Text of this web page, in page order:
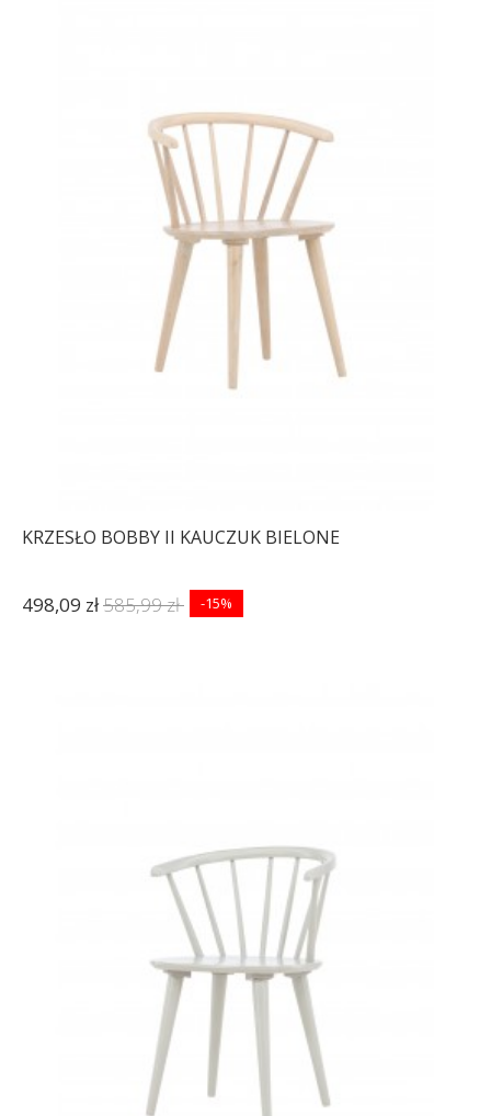
KRZESŁO BOBBY II KAUCZUK BIELONE
498,09 zł585,99 zł -15%